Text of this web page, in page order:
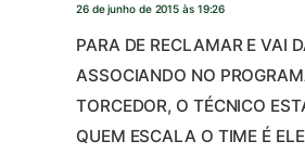
26 de junho de 2015 às 19:26
PARA DE RECLAMAR E VAI
ASSOCIANDO NO
TORCEDOR, O TÉCNICO
QUEM ESCALA O TIME É